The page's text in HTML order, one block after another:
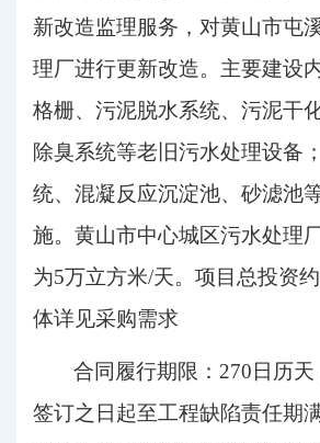
新改造监理服务 ， 对黄山市屯
理厂进行更新改造。主要建设
格栅、污泥脱水系统、污泥干
除臭系统等老旧污水处理设备
统、混凝反应沉淀池、砂滤池
施。黄山市中心城区污水处理
为5万立方米/天。项目总投资
体详见采购需求
合同履行期限： 270日历
签订之日起至工程缺陷责任期